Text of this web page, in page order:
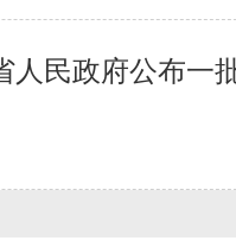
人民政府公布一